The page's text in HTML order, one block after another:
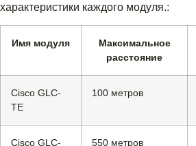
характеристики каждого модуля.:
Имя модуля
Максимальное
расстояние
Cisco GLC-
TE
100 метров
Cisco GLC-
550 метров